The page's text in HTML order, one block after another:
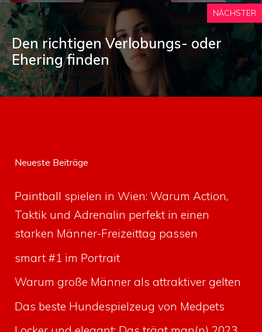
NÄCHSTER
Den richtigen Verlobungs- oder
Ehering finden
Neueste Beiträge
Paintball spielen in Wien: Warum Action,
Taktik und Adrenalin perfekt in einen
starken Männer-Freizeittag passen
smart #1 im Portrait
Warum große Männer als attraktiver gelten
Das beste Hundespielzeug von Medpets